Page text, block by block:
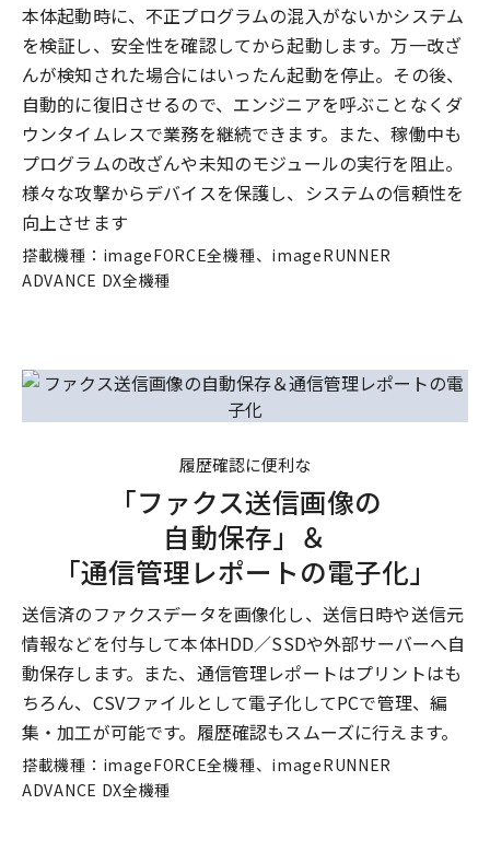
本体起動時に、不正プログラムの混入がないかシステム
を検証し、安全性を確認してから起動します。万一改ざ
んが検知された場合にはいったん起動を停止。その後、
自動的に復旧させるので、エンジニアを呼ぶことなくダ
ウンタイムレスで業務を継続できます。また、稼働中も
プログラムの改ざんや未知のモジュールの実行を阻止。
様々な攻撃からデバイスを保護し、システムの信頼性を
向上させます
搭載機種：imageFORCE全機種、imageRUNNER
ADVANCE DX全機種
履歴確認に便利な
「ファクス送信画像の
自動保存」＆
「通信管理レポートの電子化」
送信済のファクスデータを画像化し、送信日時や送信元
情報などを付与して本体HDD／SSDや外部サーバーへ自
動保存します。また、通信管理レポートはプリントはも
ちろん、CSVファイルとして電子化してPCで管理、編
集・加工が可能です。履歴確認もスムーズに行えます。
搭載機種：imageFORCE全機種、imageRUNNER
ADVANCE DX全機種